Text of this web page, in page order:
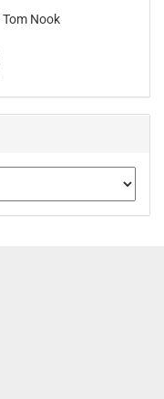
Nook